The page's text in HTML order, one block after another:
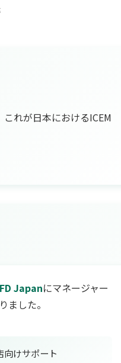
これが日本におけるICEM
Japanにマネージャー
ました。
けサポート